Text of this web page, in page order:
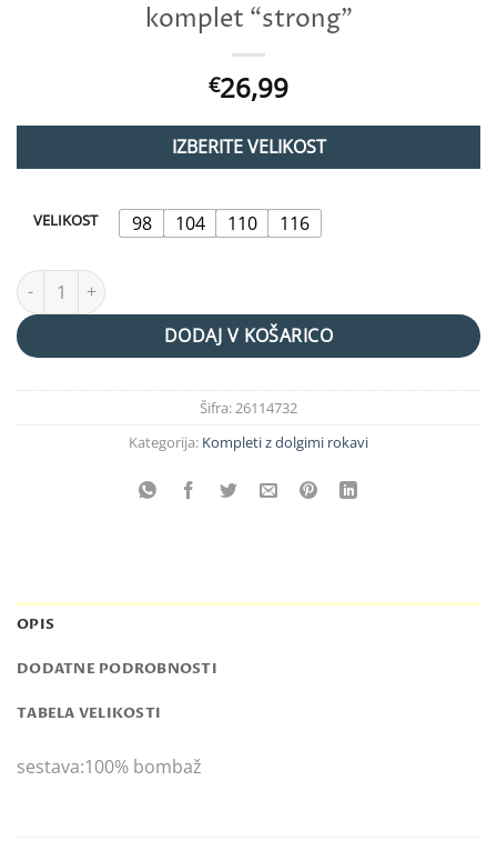
komplet “strong”
€26,99
IZBERITE VELIKOST
VELIKOST 98 104 110 116
komplet "strong" količina
DODAJ V KOŠARICO
Šifra: 26114732
Kategorija: Kompleti z dolgimi rokavi
OPIS
DODATNE PODROBNOSTI
TABELA VELIKOSTI
sestava:100% bombaž